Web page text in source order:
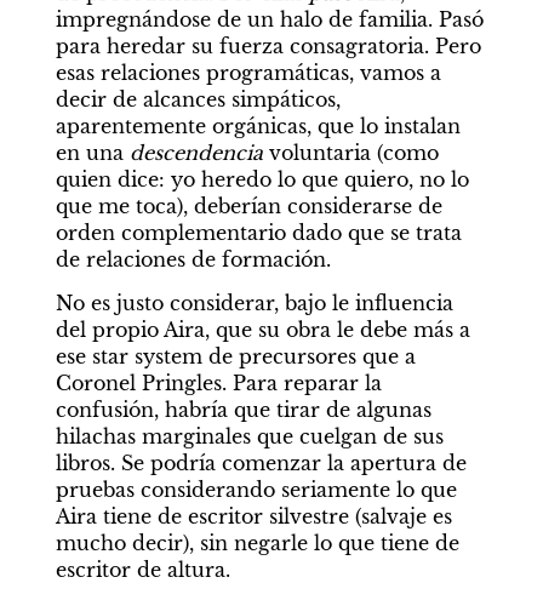
impregnándose de un halo de familia. Pasó
para heredar su fuerza consagratoria. Pero
esas relaciones programáticas, vamos a
decir de alcances simpáticos,
aparentemente orgánicas, que lo instalan
en una descendencia voluntaria (como
quien dice: yo heredo lo que quiero, no lo
que me toca), deberían considerarse de
orden complementario dado que se trata
de relaciones de formación.
No es justo considerar, bajo le influencia
del propio Aira, que su obra le debe más a
ese star system de precursores que a
Coronel Pringles. Para reparar la
confusión, habría que tirar de algunas
hilachas marginales que cuelgan de sus
libros. Se podría comenzar la apertura de
pruebas considerando seriamente lo que
Aira tiene de escritor silvestre (salvaje es
mucho decir), sin negarle lo que tiene de
escritor de altura.